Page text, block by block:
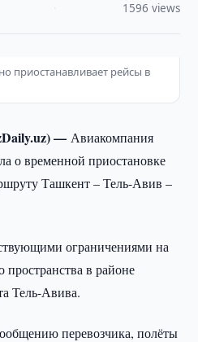
1596 views
приостанавливает рейсы в
—Авиакомпания
о временной приостановке
Ташкент – Тель-Авив –
ограничениями на
пространства в районе
Тель-Авива.
перевозчика, полёты